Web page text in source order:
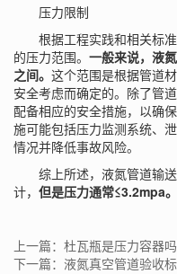
压力限制
根据工程实践和相关标准
的压力范围。 一般来说，液
之间。 这个范围是根据管道
安全考虑而确定的。除了管
配备相应的安全措施，以确
施可能包括压力监测系统、
情况并降低事故风险。
综上所述，液氮管道输送
计， 但是压力通常≤3.2mpa。
上一篇：杜瓦瓶是压力容器
下一篇：液氮真空管道验收